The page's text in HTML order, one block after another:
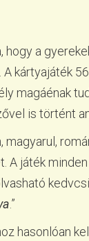
hogy a
kártyajáték
magáénak
is történt
játék
.”
hasonlóan